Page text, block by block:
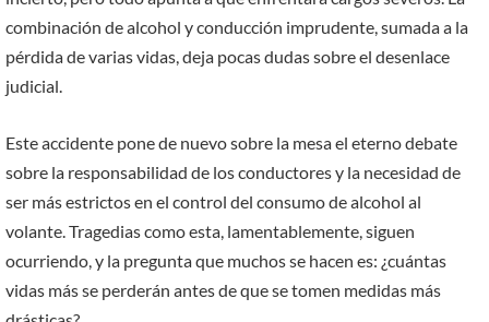
combinación de alcohol y conducción imprudente, sumada a la
pérdida de varias vidas, deja pocas dudas sobre el desenlace
judicial.
Este accidente pone de nuevo sobre la mesa el eterno debate
sobre la responsabilidad de los conductores y la necesidad de
ser más estrictos en el control del consumo de alcohol al
volante. Tragedias como esta, lamentablemente, siguen
ocurriendo, y la pregunta que muchos se hacen es: ¿cuántas
vidas más se perderán antes de que se tomen medidas más